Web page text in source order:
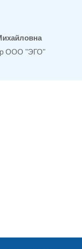
ООО "ЭГО"